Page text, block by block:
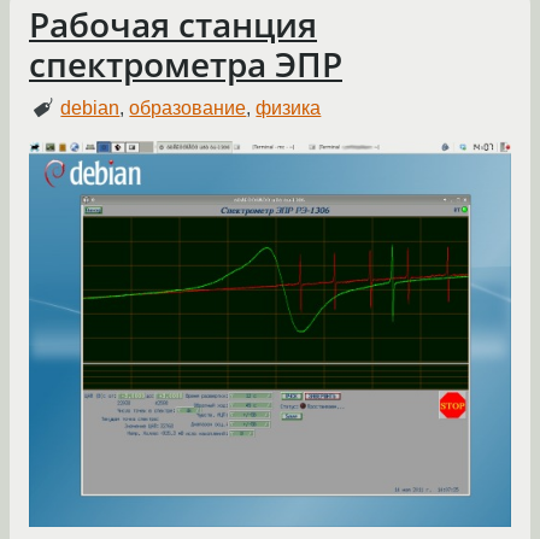
Рабочая станция
спектрометра ЭПР
debian,образование,физика